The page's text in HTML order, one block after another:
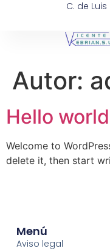
C. de
Autor:
Hello
Welcome to
delete it, then start
Menú
Aviso legal